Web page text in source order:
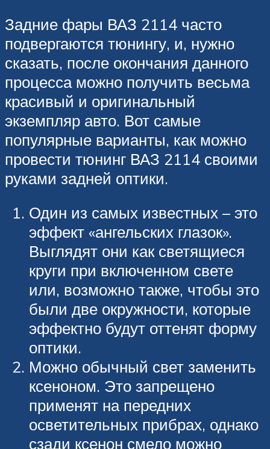
Задние фары ВАЗ 2114 часто
подвергаются тюнингу, и, нужно
сказать, после окончания данного
процесса можно получить весьма
красивый и оригинальный
экземпляр авто. Вот самые
популярные варианты, как можно
провести тюнинг ВАЗ 2114 своими
руками задней оптики.
Один из самых известных – это
эффект «ангельских глазок».
Выглядят они как светящиеся
круги при включенном свете
или, возможно также, чтобы это
были две окружности, которые
эффектно будут оттенят форму
оптики.
Можно обычный свет заменить
ксеноном. Это запрещено
применят на передних
осветительных прибрах, однако
сзади ксенон смело можно